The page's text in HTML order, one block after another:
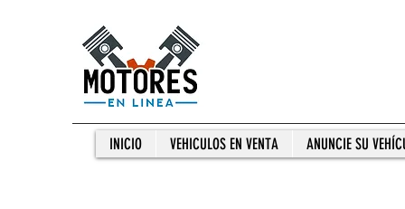
INICIO VEHICULOS EN VENTA ANUNCIE SU